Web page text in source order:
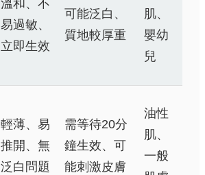
溫和、不
易過敏、
立即生效
可能泛白、
質地較厚重
肌、
嬰幼
兒
輕薄、易
推開、無
泛白問題
需等待20分
鐘生效、可
能刺激皮膚
油性
肌、
一般